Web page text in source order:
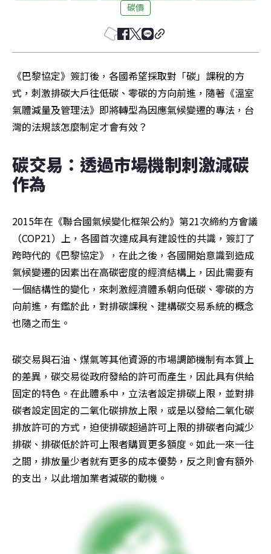
碳價
《巴黎協定》簽訂後，各國希望採取對「碳」課稅的方
式，刺激排碳大戶往低碳、零碳的方向前進，隨著《溫室
氣體減量及管理法》即將轉型為因應氣候變遷的專法，台
灣的法規該怎麼制定才會有效？
碳交易：透過市場機制刺激減碳
作為
2015年在《聯合國氣候變化框架公約》第21次締約方會議
（COP21）上，各國首次達成具有建設性的共識，簽訂了
跨時代的《巴黎協定》，在此之後，各國開始意識到造成
氣候變遷的因素出在高碳密度的經濟結構上，因此需要有
一個結構性的變化，來刺激經濟體系朝向低碳、零碳的方
向前進，有鑑於此，對排碳課稅、建構碳交易系統的概念
也隨之而生。
碳交易與石油、煤氣等其他資源的市場調節機制有本質上
的差異，碳交易從政府發給的許可而產生，因此具有供給
固定的特色。在此體系中，立法者設定排碳上限，並對排
碳者設定固定的二氧化碳排放上限，或是以發給二氧化碳
排放許可的方式，迫使排碳超過許可上限的排碳者向減少
排碳、排碳低於許可上限者購買更多額度。如此一來一往
之間，排放量少者就有更多的成本優勢，反之則會有額外
的支出，以此增加業者減碳的動機。